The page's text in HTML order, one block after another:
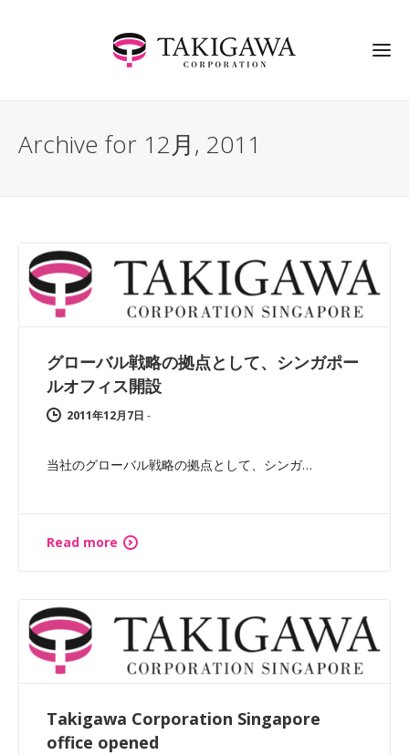
Archive for 12月, 2011
グローバル戦略の拠点として、シンガポー
ルオフィス開設
2011年12月7日 -
当社のグローバル戦略の拠点として、シンガ…
Read more
Takigawa Corporation Singapore
office opened